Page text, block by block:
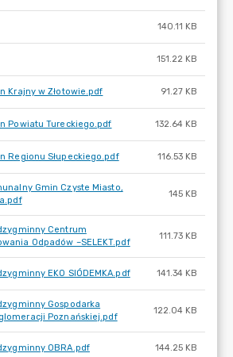
140.11 KB
151.22 KB
Krajny w Złotowie.pdf 91.27 KB
Powiatu Tureckiego.pdf 132.64 KB
Regionu Słupeckiego.pdf 116.53 KB
Gmin Czyste Miasto,
145 KB
Centrum
Odpadów –SELEKT.pdf
111.73 KB
EKO SIÓDEMKA.pdf 141.34 KB
Gospodarka
Poznańskiej.pdf
122.04 KB
OBRA.pdf 144.25 KB